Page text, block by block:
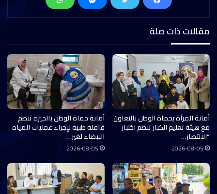
مقالات ذات صلة
أمانة المرأة بحماة الوطن بالتعاون
مع هيئة تعليم الكبار تنظم اختبار
“الانتصار…
2026-08-05
أمانة حماة الوطن بالجيزة تنظم
قافلة طبية لإجراء عمليات المياه
البيضاء لغير…
2026-08-05